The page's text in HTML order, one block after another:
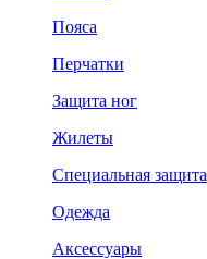
Пояса
Перчатки
Защита ног
Жилеты
Специальная защита
Одежда
Аксессуары